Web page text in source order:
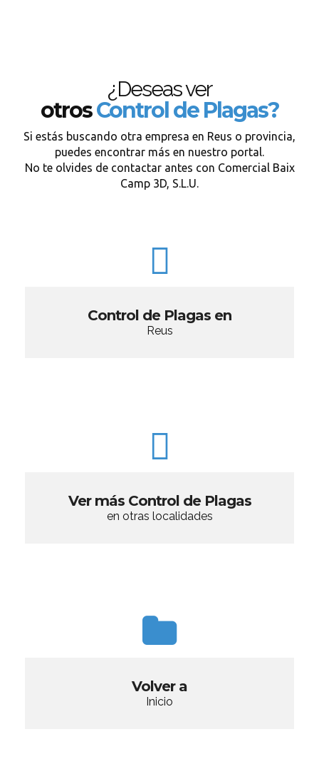
¿Deseas ver
otrosControl de Plagas?
Si estás buscando otra empresa en Reus o provincia,
puedes encontrar más en nuestro portal.
No te olvides de contactar antes con Comercial Baix
Camp 3D, S.L.U.
Control de Plagas en
Reus
Ver más Control de Plagas
en otras localidades
Volver a
Inicio